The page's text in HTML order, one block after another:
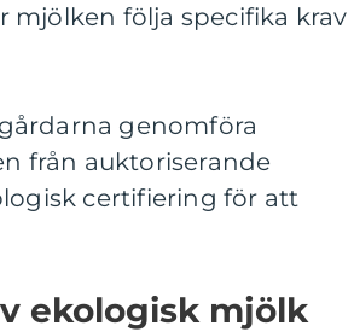
mjölken följa specifika krav
genomföra
från auktoriserande
certifiering för att
ekologisk mjölk